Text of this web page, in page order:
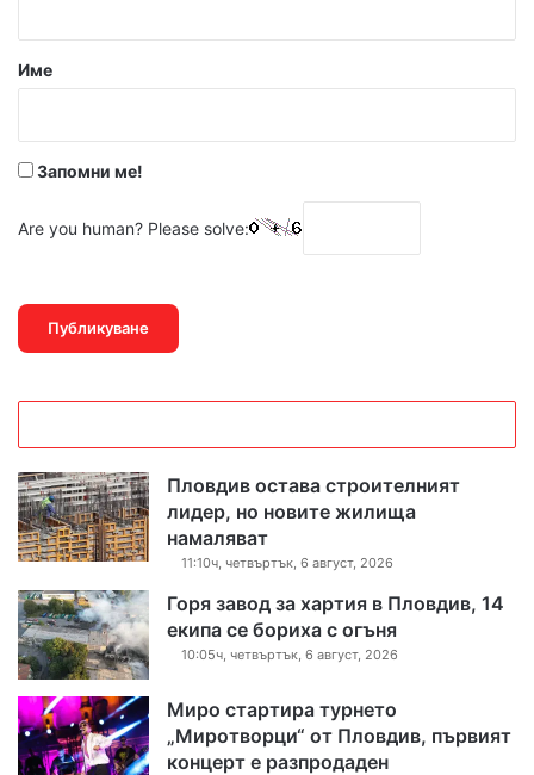
р
Име
Запомни ме!
Are you human? Please solve:
Пловдив остава строителният
лидер, но новите жилища
намаляват
11:10ч, четвъртък, 6 август, 2026
Горя завод за хартия в Пловдив, 14
екипа се бориха с огъня
10:05ч, четвъртък, 6 август, 2026
Миро стартира турнето
„Миротворци“ от Пловдив, първият
концерт е разпродаден